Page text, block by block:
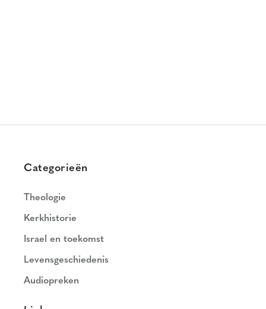
Categorieën
Theologie
Kerkhistorie
Israel en toekomst
Levensgeschiedenis
Audiopreken